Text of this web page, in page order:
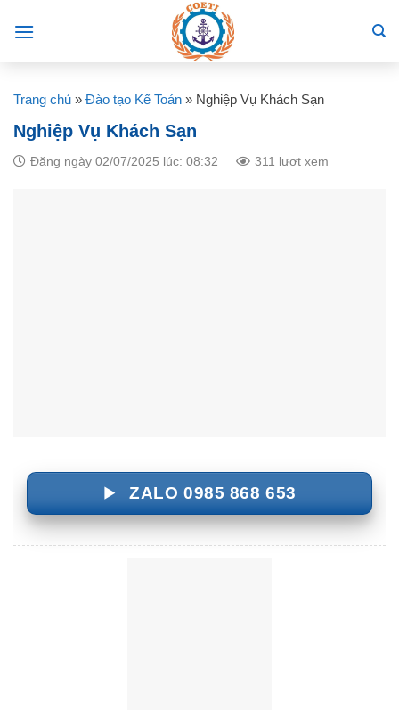
Trang chủ » Đào tạo Kế Toán » Nghiệp Vụ Khách Sạn
Nghiệp Vụ Khách Sạn
Đăng ngày 02/07/2025 lúc: 08:32 311 lượt xem
ZALO 0985 868 653